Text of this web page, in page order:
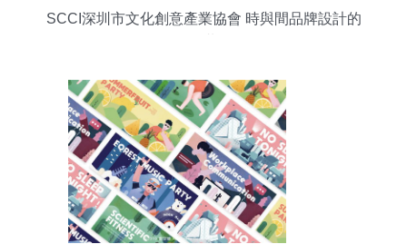
SCCI深圳市文化創意產業協會 時與間品牌設計的